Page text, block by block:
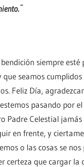
siempre esté
que seamos
Feliz Día,
pasando por
Padre Celestial
en frente, y
o las cosas se
certeza que cargar la